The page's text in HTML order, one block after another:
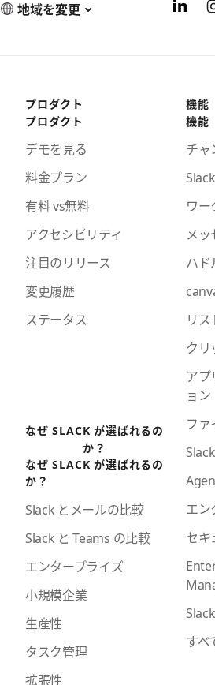
地域を変更
プロダクト
プロダクト
デモを見る
料金プラン
有料 vs無料
アクセシビリティ
注目のリリース
変更履歴
ステータス
なぜ SLACK が選ばれるの
か？
なぜ SLACK が選ばれるの
か？
Slack とメールの比較
Slack と Teams の比較
エンタープライズ
小規模企業
生産性
タスク管理
拡張性
機能
機能
チャ
ワー
メッ
ハド
リス
クリ
ア
ョン
ファ
エン
セキ
すべ